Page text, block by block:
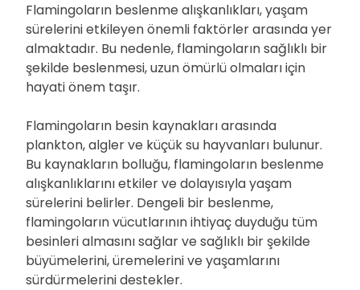
Flamingoların beslenme alışkanlıkları, yaşam
sürelerini etkileyen önemli faktörler arasında yer
almaktadır. Bu nedenle, flamingoların sağlıklı bir
şekilde beslenmesi, uzun ömürlü olmaları için
hayati önem taşır.
Flamingoların besin kaynakları arasında
plankton, algler ve küçük su hayvanları bulunur.
Bu kaynakların bolluğu, flamingoların beslenme
alışkanlıklarını etkiler ve dolayısıyla yaşam
sürelerini belirler. Dengeli bir beslenme,
flamingoların vücutlarının ihtiyaç duyduğu tüm
besinleri almasını sağlar ve sağlıklı bir şekilde
büyümelerini, üremelerini ve yaşamlarını
sürdürmelerini destekler.